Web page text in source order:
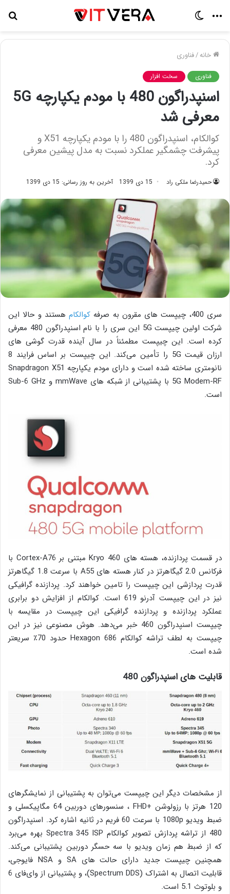
منو
خانه/فناوری
فناوری سخت افزار
اسنپدراگون 480 با مودم یکپارچه 5G
معرفی شد
کوالکام، اسنپدراگون 480 را با مودم یکپارچه X51 و
پیشرفت چشمگیر عملکرد نسبت به مدل پیشین معرفی
کرد.
حمیدرضا ملکی راد 15 دی 1399 آخرین به روز رسانی: 15 دی 1399
سری 400، چیپست های مقرون به صرفه کوالکامهستند و حالا این
شرکت اولین چیپست 5G این سری را با نام اسنپدراگون 480 معرفی
کرده است. این چیپست مطمئناً در سال آینده قدرت گوشی های
ارزان قیمت 5G را تأمین می‌کند. این چیپست بر اساس فرایند 8
نانومتری ساخته شده است و دارای مودم یکپارچه Snapdragon X51
5G Modem-RF با پشتیبانی از شبکه های mmWave و Sub-6 GHz
است.
در قسمت پردازنده، هسته های Kryo 460 مبتنی بر Cortex-A76 با
فرکانس 2.0 گیگاهرتز در کنار هسته های A55 با سرعت 1.8 گیگاهرتز
قدرت پردازشی این چیپست را تامین خواهند کرد. پردازنده گرافیکی
نیز در این چیپست آدرنو 619 است. کوالکام از افزایش دو برابری
عملکرد پردازنده و پردازنده گرافیکی این چیپست در مقایسه با
چیپست اسنپدراگون 460 خبر می‌دهد. هوش مصنوعی نیز در این
چیپست به لطف تراشه کوالکام Hexagon 686 حدود 70٪ سریعتر
شده است.
قابلیت های اسنپدراگون 480
از مشخصات دیگر این چیپست می‌توان به پشتیبانی از نمایشگرهای
120 هرتز با رزولوشن +FHD ، سنسورهای دوربین 64 مگاپیکسلی و
ضبط ویدیو 1080p با سرعت 60 فریم در ثانیه اشاره کرد. اسنپدراگون
480 از تراشه پردازش تصویر کوالکام Spectra 345 ISP بهره می‌برد
که از ضبط هم زمان ویدیو با سه حسگر دوربین پشتیبانی می‌کند.
همچنین چیپست جدید دارای حالت های SA و NSA فایوجی،
قابلیت اتصال به اشتراک (Spectrum DDS)، و پشتیبانی از وای‌فای 6
و بلوتوث 5.1 است.